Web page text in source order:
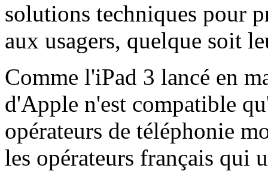
solutions techniques pour
aux usagers, quelque soit
Comme l'iPad 3 lancé en
d'Apple n'est compatible
opérateurs de téléphonie
les opérateurs français qui